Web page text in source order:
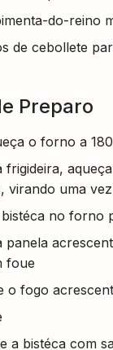
do-reino
de cebollete
Preparo
o forno a
frigideira,
virando uma
bistéca no forno
panela
foue
o fogo
a bistéca com